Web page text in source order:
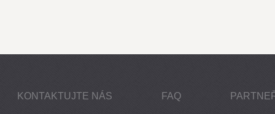
KONTAKTUJTE NÁS FAQ